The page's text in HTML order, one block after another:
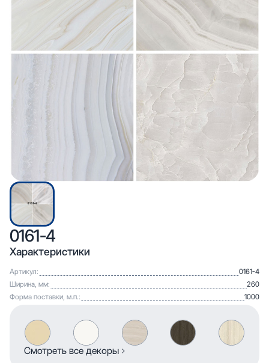
0161-4
Характеристики
Артикул:
0161-4
Ширина, мм:
260
Форма поставки, м.п.:
1000
Смотреть все декоры